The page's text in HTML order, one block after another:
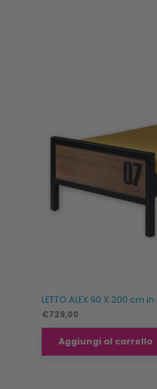
LETTO ALEX 90 X 200 cm
€729,00
Aggiungi al carrello